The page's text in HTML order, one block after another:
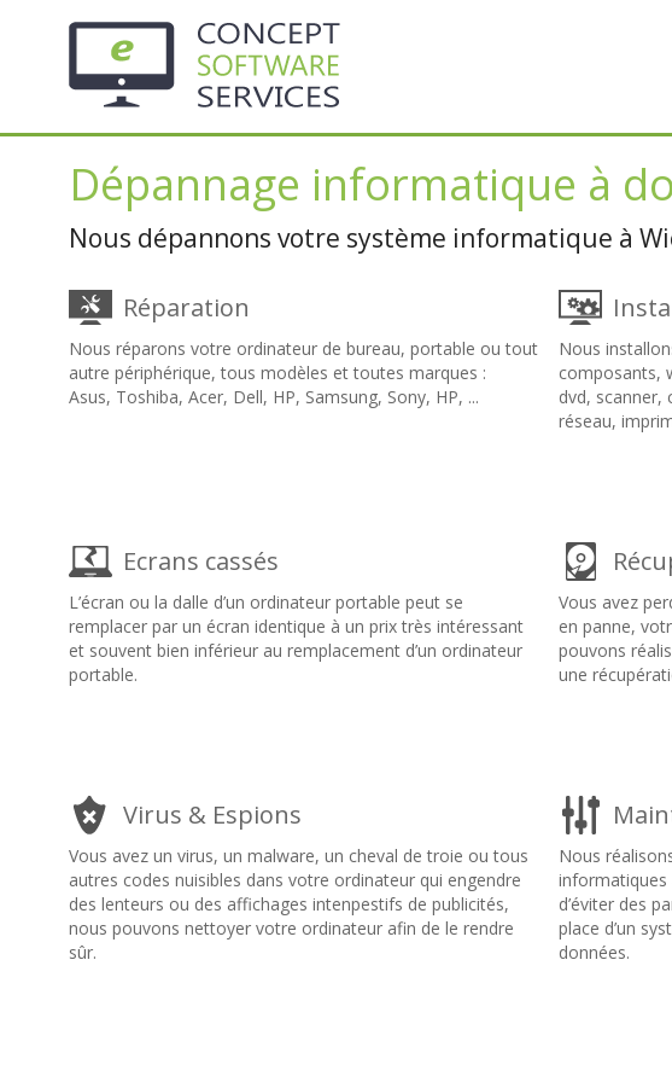
Dépannage informatique à
Nous dépannons votre système informatique à
Réparation
Nous réparons votre ordinateur de bureau, portable ou tout
autre périphérique, tous modèles et toutes marques :
Asus, Toshiba, Acer, Dell, HP, Samsung, Sony, HP, ...
Nous
composants,
dvd, scanner,
réseau,
Ecrans cassés
L’écran ou la dalle d’un ordinateur portable peut se
remplacer par un écran identique à un prix très intéressant
et souvent bien inférieur au remplacement d’un ordinateur
portable.
Vous avez
en panne,
pouvons
une
Virus & Espions
Vous avez un virus, un malware, un cheval de troie ou tous
autres codes nuisibles dans votre ordinateur qui engendre
des lenteurs ou des affichages intenpestifs de publicités,
nous pouvons nettoyer votre ordinateur afin de le rendre
sûr.
Nous
d’éviter des
place d’un
données.